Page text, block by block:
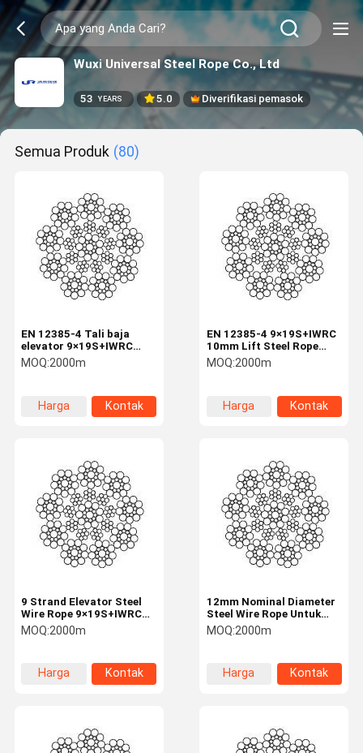
Wuxi Universal Steel Rope Co., Ltd
53 YEARS 5.0 Diverifikasi pemasok
Semua Produk (80)
EN 12385-4 Tali baja
elevator 9×19S+IWRC
8mm diameter nominal
MOQ:2000m
Harga
Kontak
EN 12385-4 9×19S+IWRC
10mm Lift Steel Rope
Traction Rope
MOQ:2000m
Harga
Kontak
9 Strand Elevator Steel
Wire Rope 9×19S+IWRC
11mm Nominal Diameter
MOQ:2000m
Harga
Kontak
12mm Nominal Diameter
Steel Wire Rope Untuk
Lift 9 Strand
MOQ:2000m
Harga
Kontak